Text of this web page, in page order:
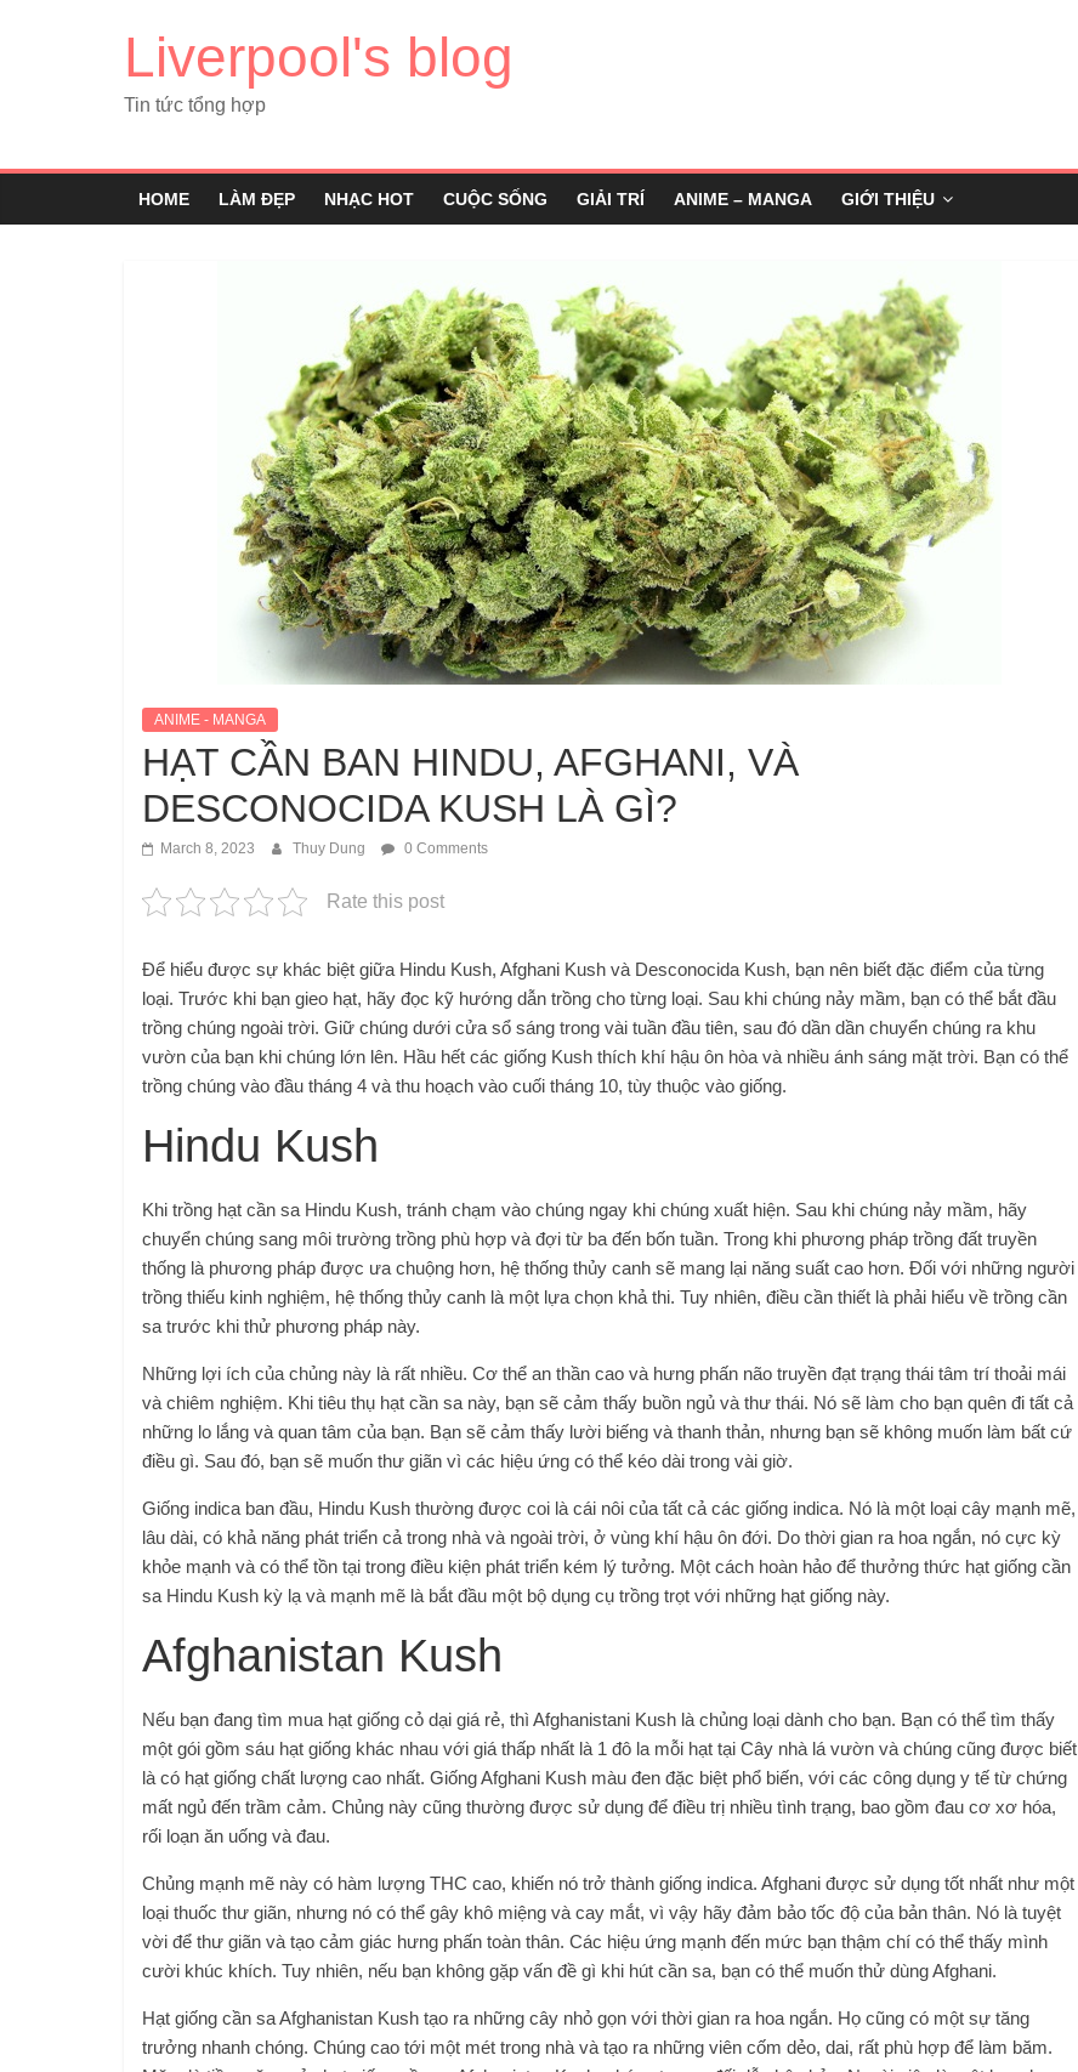
Liverpool's blog
Tin tức tổng hợp
HOME LÀM ĐẸP NHẠC HOT CUỘC SỐNG GIẢI TRÍ ANIME – MANGA GIỚI THIỆU
ANIME - MANGA
HẠT CẦN BAN HINDU, AFGHANI, VÀ
DESCONOCIDA KUSH LÀ GÌ?
March 8, 2023 Thuy Dung 0 Comments
Rate this post
Để hiểu được sự khác biệt giữa Hindu Kush, Afghani Kush và Desconocida Kush, bạn nên biết đặc điểm của từng
loại. Trước khi bạn gieo hạt, hãy đọc kỹ hướng dẫn trồng cho từng loại. Sau khi chúng nảy mầm, bạn có thể bắt đầu
trồng chúng ngoài trời. Giữ chúng dưới cửa sổ sáng trong vài tuần đầu tiên, sau đó dần dần chuyển chúng ra khu
vườn của bạn khi chúng lớn lên. Hầu hết các giống Kush thích khí hậu ôn hòa và nhiều ánh sáng mặt trời. Bạn có thể
trồng chúng vào đầu tháng 4 và thu hoạch vào cuối tháng 10, tùy thuộc vào giống.
Hindu Kush
Khi trồng hạt cần sa Hindu Kush, tránh chạm vào chúng ngay khi chúng xuất hiện. Sau khi chúng nảy mầm, hãy
chuyển chúng sang môi trường trồng phù hợp và đợi từ ba đến bốn tuần. Trong khi phương pháp trồng đất truyền
thống là phương pháp được ưa chuộng hơn, hệ thống thủy canh sẽ mang lại năng suất cao hơn. Đối với những người
trồng thiếu kinh nghiệm, hệ thống thủy canh là một lựa chọn khả thi. Tuy nhiên, điều cần thiết là phải hiểu về trồng cần
sa trước khi thử phương pháp này.
Những lợi ích của chủng này là rất nhiều. Cơ thể an thần cao và hưng phấn não truyền đạt trạng thái tâm trí thoải mái
và chiêm nghiệm. Khi tiêu thụ hạt cần sa này, bạn sẽ cảm thấy buồn ngủ và thư thái. Nó sẽ làm cho bạn quên đi tất cả
những lo lắng và quan tâm của bạn. Bạn sẽ cảm thấy lười biếng và thanh thản, nhưng bạn sẽ không muốn làm bất cứ
điều gì. Sau đó, bạn sẽ muốn thư giãn vì các hiệu ứng có thể kéo dài trong vài giờ.
Giống indica ban đầu, Hindu Kush thường được coi là cái nôi của tất cả các giống indica. Nó là một loại cây mạnh mẽ,
lâu dài, có khả năng phát triển cả trong nhà và ngoài trời, ở vùng khí hậu ôn đới. Do thời gian ra hoa ngắn, nó cực kỳ
khỏe mạnh và có thể tồn tại trong điều kiện phát triển kém lý tưởng. Một cách hoàn hảo để thưởng thức hạt giống cần
sa Hindu Kush kỳ lạ và mạnh mẽ là bắt đầu một bộ dụng cụ trồng trọt với những hạt giống này.
Afghanistan Kush
Nếu bạn đang tìm mua hạt giống cỏ dại giá rẻ, thì Afghanistani Kush là chủng loại dành cho bạn. Bạn có thể tìm thấy
một gói gồm sáu hạt giống khác nhau với giá thấp nhất là 1 đô la mỗi hạt tại Cây nhà lá vườn và chúng cũng được biết
là có hạt giống chất lượng cao nhất. Giống Afghani Kush màu đen đặc biệt phổ biến, với các công dụng y tế từ chứng
mất ngủ đến trầm cảm. Chủng này cũng thường được sử dụng để điều trị nhiều tình trạng, bao gồm đau cơ xơ hóa,
rối loạn ăn uống và đau.
Chủng mạnh mẽ này có hàm lượng THC cao, khiến nó trở thành giống indica. Afghani được sử dụng tốt nhất như một
loại thuốc thư giãn, nhưng nó có thể gây khô miệng và cay mắt, vì vậy hãy đảm bảo tốc độ của bản thân. Nó là tuyệt
vời để thư giãn và tạo cảm giác hưng phấn toàn thân. Các hiệu ứng mạnh đến mức bạn thậm chí có thể thấy mình
cười khúc khích. Tuy nhiên, nếu bạn không gặp vấn đề gì khi hút cần sa, bạn có thể muốn thử dùng Afghani.
Hạt giống cần sa Afghanistan Kush tạo ra những cây nhỏ gọn với thời gian ra hoa ngắn. Họ cũng có một sự tăng
trưởng nhanh chóng. Chúng cao tới một mét trong nhà và tạo ra những viên cốm dẻo, dai, rất phù hợp để làm băm.